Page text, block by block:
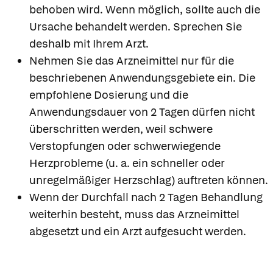
behoben wird. Wenn möglich, sollte auch die
Ursache behandelt werden. Sprechen Sie
deshalb mit Ihrem Arzt.
Nehmen Sie das Arzneimittel nur für die
beschriebenen Anwendungsgebiete ein. Die
empfohlene Dosierung und die
Anwendungsdauer von 2 Tagen dürfen nicht
überschritten werden, weil schwere
Verstopfungen oder schwerwiegende
Herzprobleme (u. a. ein schneller oder
unregelmäßiger Herzschlag) auftreten können.
Wenn der Durchfall nach 2 Tagen Behandlung
weiterhin besteht, muss das Arzneimittel
abgesetzt und ein Arzt aufgesucht werden.